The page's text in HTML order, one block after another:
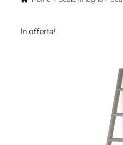
In offerta!